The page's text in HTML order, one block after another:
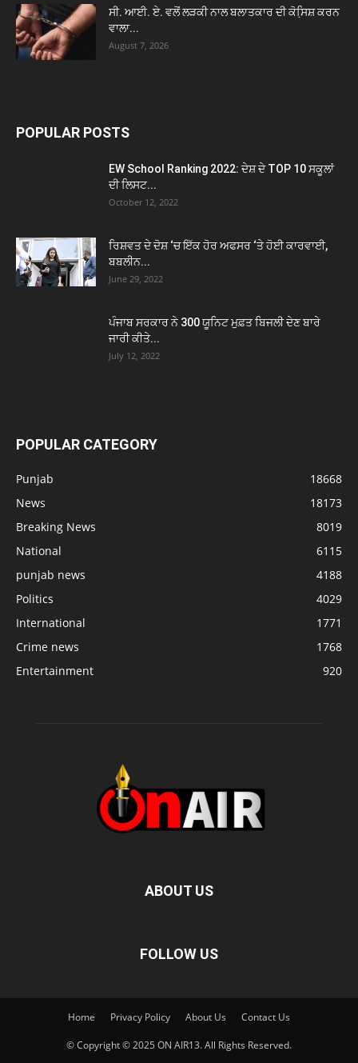
ਸੀ. ਆਈ. ਏ. ਵਲੋਂ ਲੜਕੀ ਨਾਲ ਬਲਾਤਕਾਰ ਦੀ ਕੋਸਿ਼ਸ਼ ਕਰਨ
ਵਾਲਾ...
August 7, 2026
POPULAR POSTS
EW School Ranking 2022: ਦੇਸ਼ ਦੇ TOP 10 ਸਕੂਲਾਂ
ਦੀ ਲਿਸਟ...
October 12, 2022
ਰਿਸ਼ਵਤ ਦੇ ਦੋਸ਼ ‘ਚ ਇੱਕ ਹੋਰ ਅਫਸਰ ‘ਤੇ ਹੋਈ ਕਾਰਵਾਈ,
ਬਬਲੀਨ...
June 29, 2022
ਪੰਜਾਬ ਸਰਕਾਰ ਨੇ 300 ਯੂਨਿਟ ਮੁਫ਼ਤ ਬਿਜਲੀ ਦੇਣ ਬਾਰੇ
ਜਾਰੀ ਕੀਤੇ...
July 12, 2022
POPULAR CATEGORY
Punjab
18668
News
18173
Breaking News
8019
National
6115
punjab news
4188
Politics
4029
International
1771
Crime news
1768
Entertainment
920
ABOUT US
FOLLOW US
Home Privacy Policy About Us Contact Us
© Copyright © 2025 ON AIR13. All Rights Reserved.